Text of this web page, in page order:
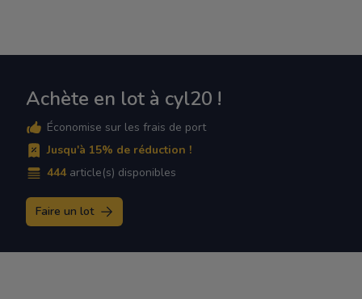
Achète en lot à cyl20 !
Économise sur les frais de port
Jusqu'à 15% de réduction !
444 article(s) disponibles
Faire un lot